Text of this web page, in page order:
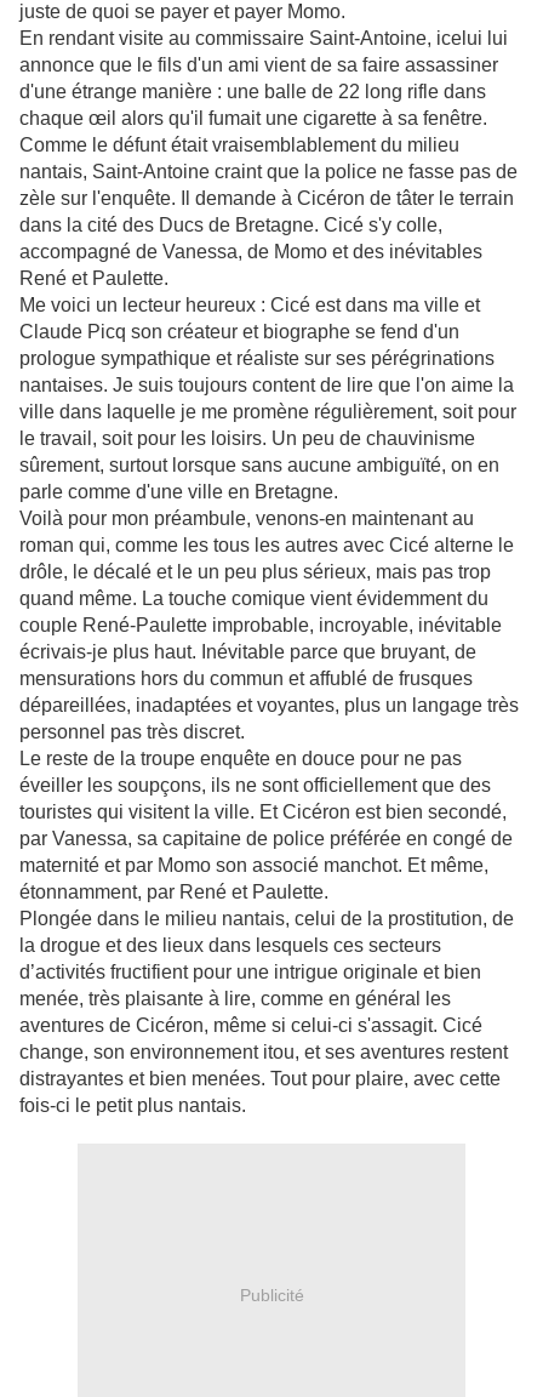
juste de quoi se payer et payer Momo.
En rendant visite au commissaire Saint-Antoine, icelui lui
annonce que le fils d'un ami vient de sa faire assassiner
d'une étrange manière : une balle de 22 long rifle dans
chaque œil alors qu'il fumait une cigarette à sa fenêtre.
Comme le défunt était vraisemblablement du milieu
nantais, Saint-Antoine craint que la police ne fasse pas de
zèle sur l'enquête. Il demande à Cicéron de tâter le terrain
dans la cité des Ducs de Bretagne. Cicé s'y colle,
accompagné de Vanessa, de Momo et des inévitables
René et Paulette.
Me voici un lecteur heureux : Cicé est dans ma ville et
Claude Picq son créateur et biographe se fend d'un
prologue sympathique et réaliste sur ses pérégrinations
nantaises. Je suis toujours content de lire que l'on aime la
ville dans laquelle je me promène régulièrement, soit pour
le travail, soit pour les loisirs. Un peu de chauvinisme
sûrement, surtout lorsque sans aucune ambiguïté, on en
parle comme d'une ville en Bretagne.
Voilà pour mon préambule, venons-en maintenant au
roman qui, comme les tous les autres avec Cicé alterne le
drôle, le décalé et le un peu plus sérieux, mais pas trop
quand même. La touche comique vient évidemment du
couple René-Paulette improbable, incroyable, inévitable
écrivais-je plus haut. Inévitable parce que bruyant, de
mensurations hors du commun et affublé de frusques
dépareillées, inadaptées et voyantes, plus un langage très
personnel pas très discret.
Le reste de la troupe enquête en douce pour ne pas
éveiller les soupçons, ils ne sont officiellement que des
touristes qui visitent la ville. Et Cicéron est bien secondé,
par Vanessa, sa capitaine de police préférée en congé de
maternité et par Momo son associé manchot. Et même,
étonnamment, par René et Paulette.
Plongée dans le milieu nantais, celui de la prostitution, de
la drogue et des lieux dans lesquels ces secteurs
d’activités fructifient pour une intrigue originale et bien
menée, très plaisante à lire, comme en général les
aventures de Cicéron, même si celui-ci s'assagit. Cicé
change, son environnement itou, et ses aventures restent
distrayantes et bien menées. Tout pour plaire, avec cette
fois-ci le petit plus nantais.
Publicité